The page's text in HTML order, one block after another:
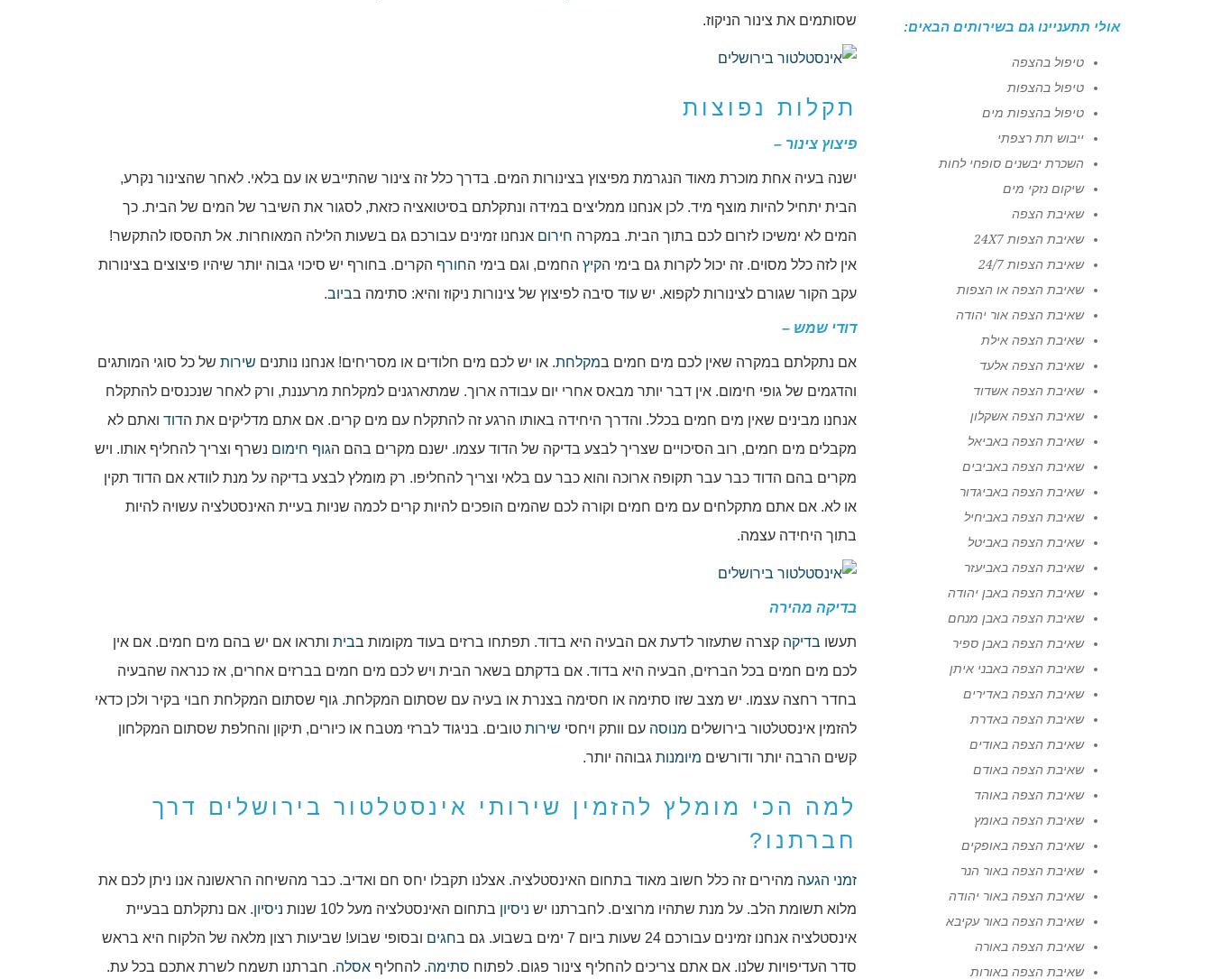
שסותמים את צינור הניקוז.
תקלות נפוצות
פיצוץ צינור –
ישנה בעיה אחת מוכרת מאוד הנגרמת מפיצוץ בצינורות המים. בדרך כלל זה צינור שהתייבש או עם בלאי. לאחר שהצינור נקרע,
הבית יתחיל להיות מוצף מיד. לכן אנחנו ממליצים במידה ונתקלתם בסיטואציה כזאת, לסגור את השיבר של המים של הבית. כך
המים לא ימשיכו לזרום לכם בתוך הבית. במקרה חירום אנחנו זמינים עבורכם גם בשעות הלילה המאוחרות. אל תהססו להתקשר!
אין לזה כלל מסוים. זה יכול לקרות גם בימי הקיץ החמים, וגם בימי החורף הקרים. בחורף יש סיכוי גבוה יותר שיהיו פיצוצים בצינורות
עקב הקור שגורם לצינורות לקפוא. יש עוד סיבה לפיצוץ של צינורות ניקוז והיא: סתימה בביוב.
דודי שמש –
אם נתקלתם במקרה שאין לכם מים חמים במקלחת. או יש לכם מים חלודים או מסריחים! אנחנו נותנים שירות של כל סוגי המותגים
והדגמים של גופי חימום. אין דבר יותר מבאס אחרי יום עבודה ארוך. שמתארגנים למקלחת מרעננת, ורק לאחר שנכנסים להתקלח
אנחנו מבינים שאין מים חמים בכלל. והדרך היחידה באותו הרגע זה להתקלח עם מים קרים. אם אתם מדליקים את הדוד ואתם לא
מקבלים מים חמים, רוב הסיכויים שצריך לבצע בדיקה של הדוד עצמו. ישנם מקרים בהם הגוף חימום נשרף וצריך להחליף אותו. ויש
מקרים בהם הדוד כבר עבר תקופה ארוכה והוא כבר עם בלאי וצריך להחליפו. רק מומלץ לבצע בדיקה על מנת לוודא אם הדוד תקין
או לא. אם אתם מתקלחים עם מים חמים וקורה לכם שהמים הופכים להיות קרים לכמה שניות בעיית האינסטלציה עשויה להיות
בתוך היחידה עצמה.
בדיקה מהירה
תעשו בדיקה קצרה שתעזור לדעת אם הבעיה היא בדוד. תפתחו ברזים בעוד מקומות בבית ותראו אם יש בהם מים חמים. אם אין
לכם מים חמים בכל הברזים, הבעיה היא בדוד. אם בדקתם בשאר הבית ויש לכם מים חמים בברזים אחרים, אז כנראה שהבעיה
בחדר רחצה עצמו. יש מצב שזו סתימה או חסימה בצנרת או בעיה עם שסתום המקלחת. גוף שסתום המקלחת חבוי בקיר ולכן כדאי
להזמין אינסטלטור בירושלים מנוסה עם וותק ויחסי שירות טובים. בניגוד לברזי מטבח או כיורים, תיקון והחלפת שסתום המקלחון
קשים הרבה יותר ודורשים מיומנות גבוהה יותר.
למה הכי מומלץ להזמין שירותי אינסטלטור בירושלים דרך
חברתנו?
זמני הגעה מהירים זה כלל חשוב מאוד בתחום האינסטלציה. אצלנו תקבלו יחס חם ואדיב. כבר מהשיחה הראשונה אנו ניתן לכם את
מלוא תשומת הלב. על מנת שתהיו מרוצים. לחברתנו יש ניסיון בתחום האינסטלציה מעל ל10 שנות ניסיון. אם נתקלתם בבעיית
אינסטלציה אנחנו זמינים עבורכם 24 שעות ביום 7 ימים בשבוע. גם ב
חגים ובסופי שבוע! שביעות רצון מלאה של הלקוח היא בראש
סדר העדיפויות שלנו. אם אתם צריכים להחליף צינור פגום. לפתוח סתימה. להחליףאסלה. חברתנו תשמח לשרת אתכם בכל עת.
אולי תתעניינו גם בשירותים הבאים:
טיפול בהצפה
טיפול בהצפות
טיפול בהצפות מים
ייבוש תת רצפתי
השכרת יבשנים סופחי לחות
שיקום נזקי מים
שאיבת הצפה
שאיבת הצפות 24X7
שאיבת הצפות 24/7
שאיבת הצפה או הצפות
שאיבת הצפה אור יהודה
שאיבת הצפה אילת
שאיבת הצפה אלעד
שאיבת הצפה אשדוד
שאיבת הצפה אשקלון
שאיבת הצפה באביאל
שאיבת הצפה באביבים
שאיבת הצפה באביגדור
שאיבת הצפה באביחיל
שאיבת הצפה באביטל
שאיבת הצפה באביעזר
שאיבת הצפה באבן יהודה
שאיבת הצפה באבן מנחם
שאיבת הצפה באבן ספיר
שאיבת הצפה באבני איתן
שאיבת הצפה באדירים
שאיבת הצפה באדרת
שאיבת הצפה באודים
שאיבת הצפה באודם
שאיבת הצפה באוהד
שאיבת הצפה באומץ
שאיבת הצפה באופקים
שאיבת הצפה באור הנר
שאיבת הצפה באור יהודה
שאיבת הצפה באור עקיבא
שאיבת הצפה באורה
שאיבת הצפה באורות